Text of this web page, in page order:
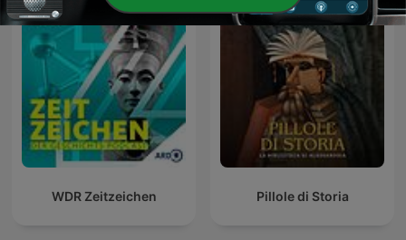
WDR Zeitzeichen Pillole di Storia